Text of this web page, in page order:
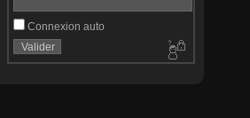
Connexion auto